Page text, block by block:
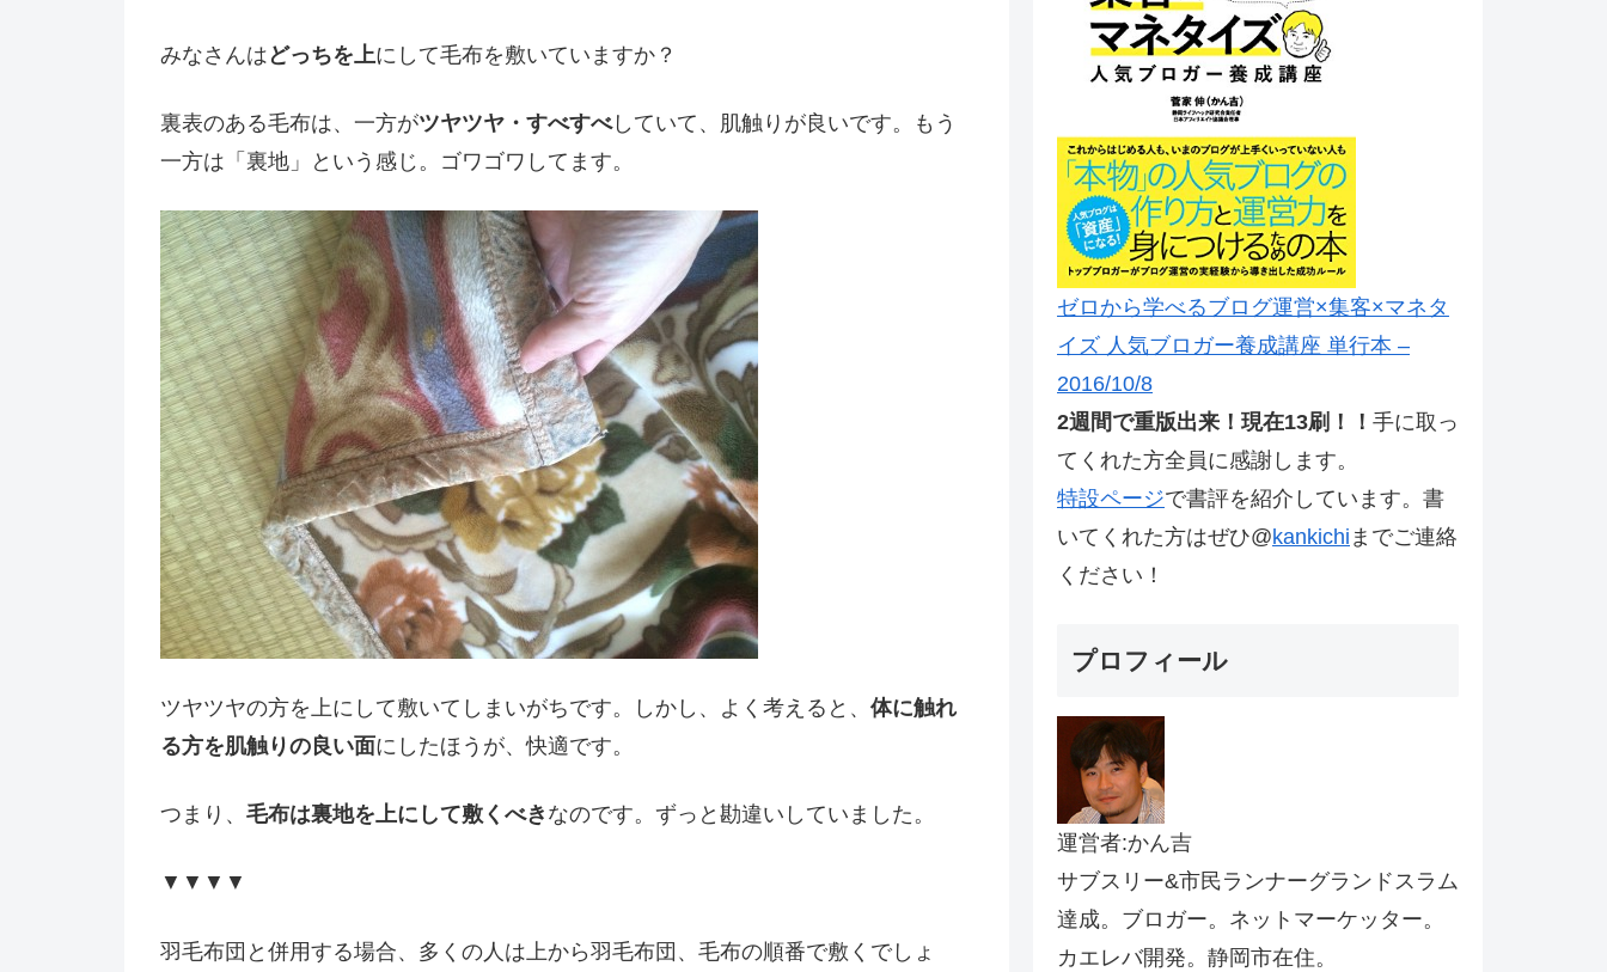
みなさんは どっちを上にして毛布を敷いていますか？
裏表のある毛布は、一方がツヤツヤ・すべすべしていて、肌触りが良いです。もう
一方は「裏地」という感じ。ゴワゴワしてます。
ツヤツヤの方を上にして敷いてしまいがちです。しかし、よく考えると、 体に触れ
る方を肌触りの良い面にしたほうが、快適です。
つまり、 毛布は裏地を上にして敷くべき なのです。ずっと勘違いしていました。
▼▼▼▼
羽毛布団と併用する場合、多くの人は上から羽毛布団、毛布の順番で敷くでしょ
ゼロから学べるブログ運営×集客×マネタ
イズ 人気ブロガー養成講座 単行本 –
2016/10/8
2週間で重版出来！現在13刷！！ 手に取っ
てくれた方全員に感謝します。
特設ページで書評を紹介しています。書
いてくれた方はぜひ@kankichi までご連絡
ください！
プロフィール
運営者:かん吉
サブスリー&市民ランナーグランドスラム
達成。ブロガー。ネットマーケッター。
カエレバ開発。静岡市在住。